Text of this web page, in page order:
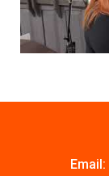
Email: